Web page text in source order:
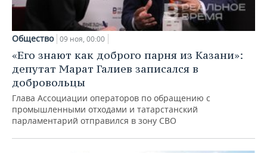
Общество 09 ноя, 00:00
«Его знают как доброго парня из Казани»:
депутат Марат Галиев записался в
добровольцы
Глава Ассоциации операторов по обращению с
промышленными отходами и татарстанский
парламентарий отправился в зону СВО